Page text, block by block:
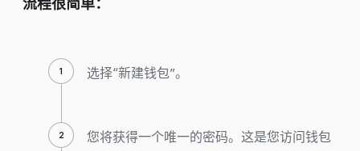
流程很简单：
选择“新建钱包”。
您将获得一个唯一的密码。这是您访问钱包